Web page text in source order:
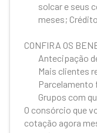
solcar e seus
meses;
CONFIRA OS
Antecipação
Mais clientes
Grupos com
O consórcio que
cotação agora